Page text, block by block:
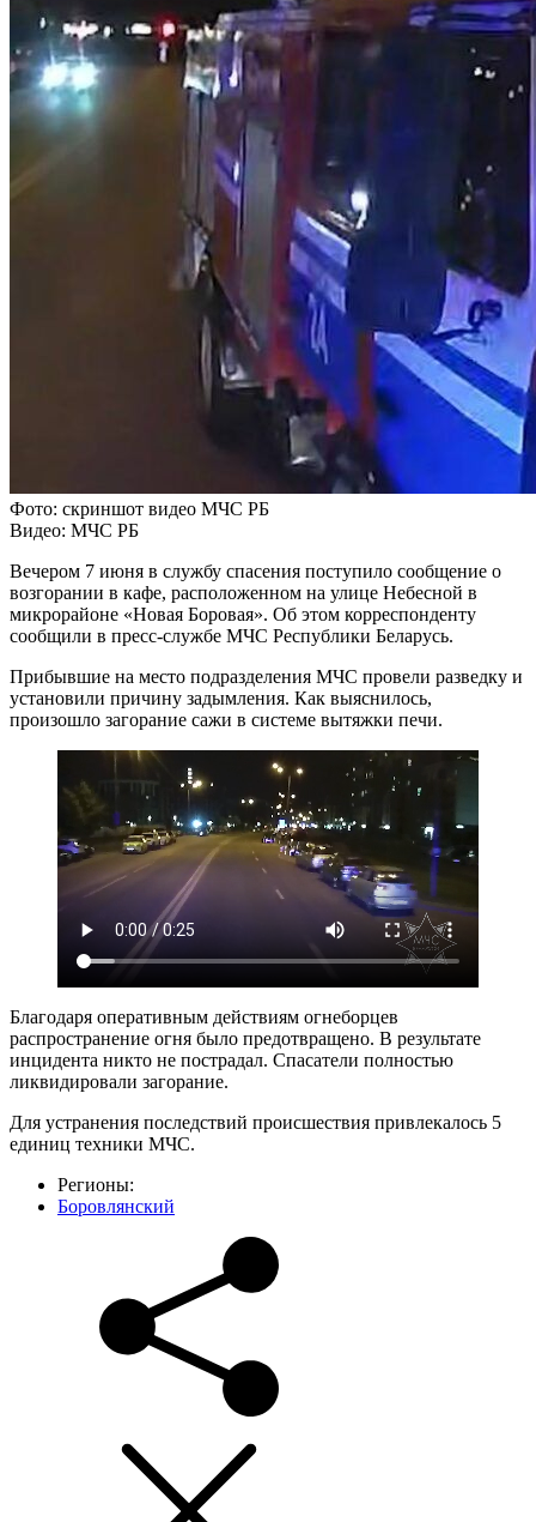
Фото: скриншот видео МЧС РБ
Видео: МЧС РБ
Вечером 7 июня в службу спасения поступило сообщение о
возгорании в кафе, расположенном на улице Небесной в
микрорайоне «Новая Боровая». Об этом корреспонденту
сообщили в пресс-службе МЧС Республики Беларусь.
Прибывшие на место подразделения МЧС провели разведку и
установили причину задымления. Как выяснилось,
произошло загорание сажи в системе вытяжки печи.
Благодаря оперативным действиям огнеборцев
распространение огня было предотвращено. В результате
инцидента никто не пострадал. Спасатели полностью
ликвидировали загорание.
Для устранения последствий происшествия привлекалось 5
единиц техники МЧС.
Регионы:
Боровлянский